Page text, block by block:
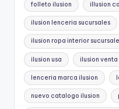
folleto ilusion illusion
ilusion lenceria sucursales
ilusion ropa interior
ilusion usa ilusion
lenceria marca ilusion
nuevo catalogo ilusion